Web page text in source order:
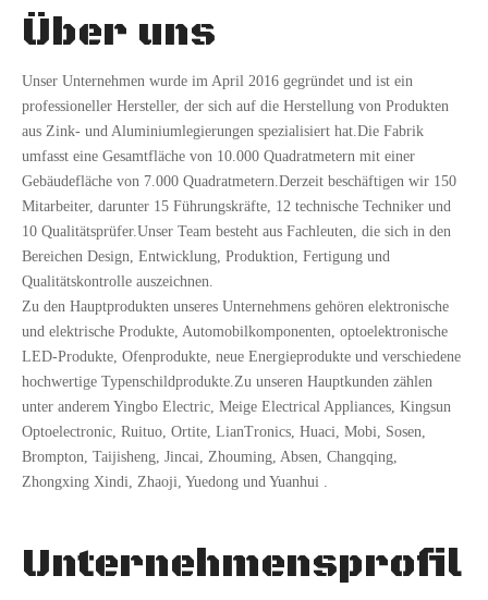
Über uns
Unser Unternehmen wurde im April 2016 gegründet und ist ein
professioneller Hersteller, der sich auf die Herstellung von Produkten
aus Zink- und Aluminiumlegierungen spezialisiert hat.Die Fabrik
umfasst eine Gesamtfläche von 10.000 Quadratmetern mit einer
Gebäudefläche von 7.000 Quadratmetern.Derzeit beschäftigen wir 150
Mitarbeiter, darunter 15 Führungskräfte, 12 technische Techniker und
10 Qualitätsprüfer.Unser Team besteht aus Fachleuten, die sich in den
Bereichen Design, Entwicklung, Produktion, Fertigung und
Qualitätskontrolle auszeichnen.
Zu den Hauptprodukten unseres Unternehmens gehören elektronische
und elektrische Produkte, Automobilkomponenten, optoelektronische
LED-Produkte, Ofenprodukte, neue Energieprodukte und verschiedene
hochwertige Typenschildprodukte.Zu unseren Hauptkunden zählen
unter anderem Yingbo Electric, Meige Electrical Appliances, Kingsun
Optoelectronic, Ruituo, Ortite, LianTronics, Huaci, Mobi, Sosen,
Brompton, Taijisheng, Jincai, Zhouming, Absen, Changqing,
Zhongxing Xindi, Zhaoji, Yuedong und Yuanhui .
Unternehmensprofil